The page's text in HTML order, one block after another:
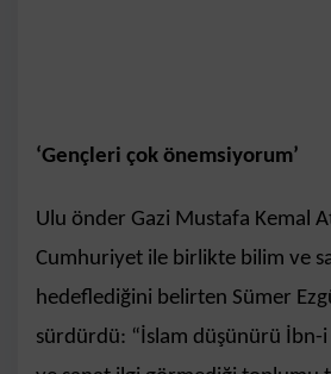
‘Gençleri çok önemsiyorum’
Ulu önder Gazi Mustafa Kemal
Cumhuriyet ile birlikte bilim ve
hedeflediğini belirten Sümer
sürdürdü: “İslam düşünürü İbn-i